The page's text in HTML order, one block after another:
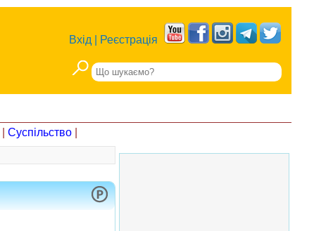
Вхід Реєстрація
Суспільство